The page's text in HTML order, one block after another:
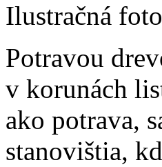
Ilustračná
Potravou
v korunách
ako potrava,
stanovištia,